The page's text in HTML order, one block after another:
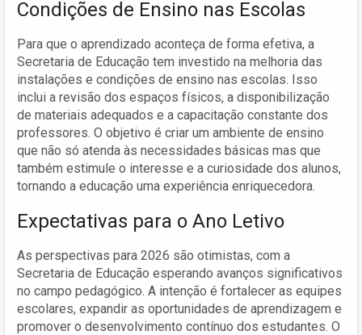
Condições de Ensino nas Escolas
Para que o aprendizado aconteça de forma efetiva, a
Secretaria de Educação tem investido na melhoria das
instalações e condições de ensino nas escolas. Isso
inclui a revisão dos espaços físicos, a disponibilização
de materiais adequados e a capacitação constante dos
professores. O objetivo é criar um ambiente de ensino
que não só atenda às necessidades básicas mas que
também estimule o interesse e a curiosidade dos alunos,
tornando a educação uma experiência enriquecedora.
Expectativas para o Ano Letivo
As perspectivas para 2026 são otimistas, com a
Secretaria de Educação esperando avanços significativos
no campo pedagógico. A intenção é fortalecer as equipes
escolares, expandir as oportunidades de aprendizagem e
promover o desenvolvimento contínuo dos estudantes. O